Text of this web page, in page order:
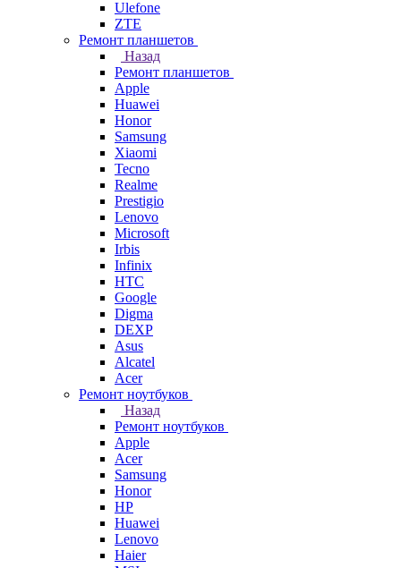
Ulefone
ZTE
Ремонт планшетов
Назад
Ремонт планшетов
Apple
Huawei
Honor
Samsung
Xiaomi
Tecno
Realme
Prestigio
Lenovo
Microsoft
Irbis
Infinix
HTC
Google
Digma
DEXP
Asus
Alcatel
Acer
Ремонт ноутбуков
Назад
Ремонт ноутбуков
Apple
Acer
Samsung
Honor
HP
Huawei
Lenovo
Haier